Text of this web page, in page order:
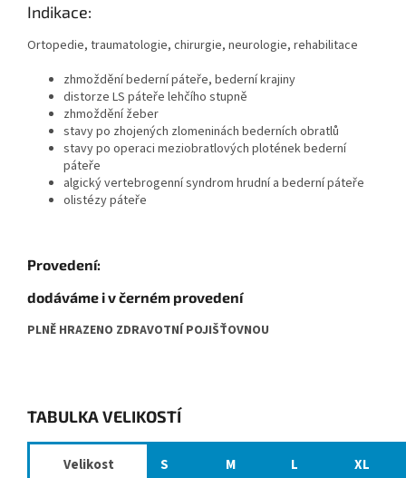
Indikace:
Ortopedie, traumatologie, chirurgie, neurologie, rehabilitace
zhmoždění bederní páteře, bederní krajiny
distorze LS páteře lehčího stupně
zhmoždění žeber
stavy po zhojených zlomeninách bederních obratlů
stavy po operaci meziobratlových plotének bederní
páteře
algický vertebrogenní syndrom hrudní a bederní páteře
olistézy páteře
Provedení:
dodáváme i v černém provedení
PLNĚ HRAZENO ZDRAVOTNÍ POJIŠŤOVNOU
TABULKA VELIKOSTÍ
Velikost S M L XL